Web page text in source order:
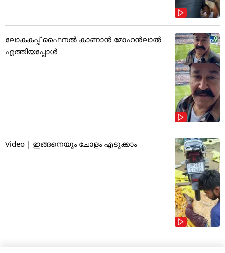
ലോകകപ്പ് ഫൈനൽ കാണാൻ മോഹൻലാൽ
എത്തിയപ്പോൾ
Video | ഇങ്ങനെയും ചോളം എടുക്കാം